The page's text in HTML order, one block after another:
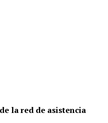
la red de asistencia